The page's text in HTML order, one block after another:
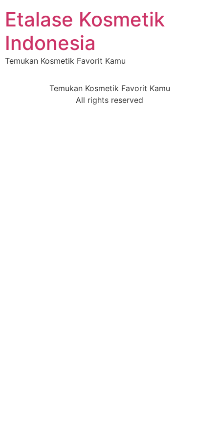
Etalase Kosmetik
Indonesia
Temukan Kosmetik Favorit Kamu
Temukan Kosmetik Favorit Kamu
All rights reserved